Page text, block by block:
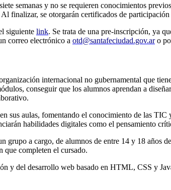
semanas y no se requieren conocimientos
finalizar, se otorgarán certificados de
siguiente link. Se trata de una pre-inscripción, ya
correo electrónico a otd@santafeciudad.gov.aro
internacional no gubernamental que
conseguir que los alumnos aprendan a
sus aulas, fomentando el conocimiento de las
habilidades digitales como el pensamiento
a cargo, de alumnos de entre 14 y 18 años
que completen el cursado.
y del desarrollo web basado en HTML, CSS y